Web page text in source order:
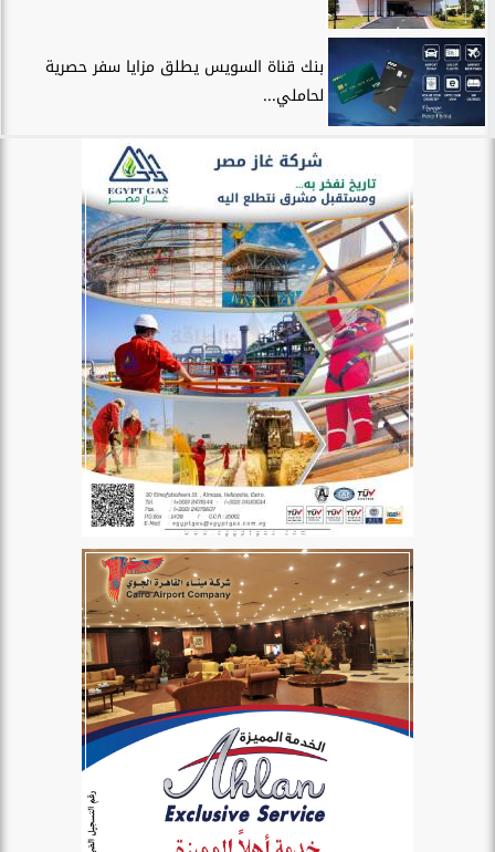
بنك قناة السويس يطلق مزايا سفر حصرية
لحاملي...